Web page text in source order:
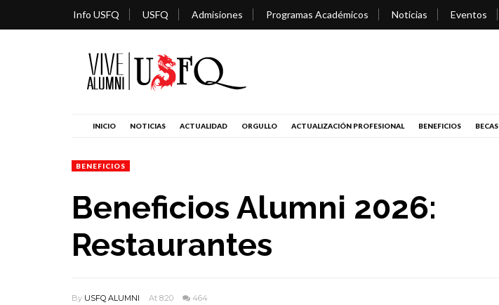
Info USFQ USFQ Admisiones Programas Académicos Noticias Eventos
INICIO NOTICIAS ACTUALIDAD ORGULLO ACTUALIZACIÓN PROFESIONAL BENEFICIOS BECAS
BENEFICIOS
Beneficios Alumni 2026:
Restaurantes
By USFQ ALUMNI At 8:20 464